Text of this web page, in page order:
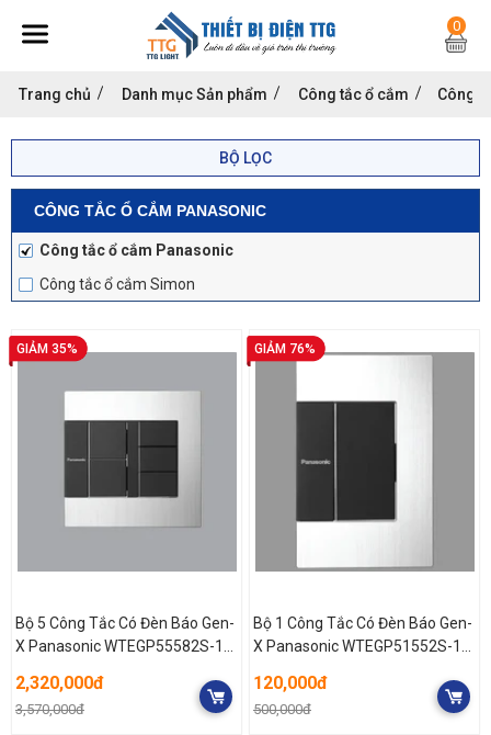
0
Trang chủ Danh mục Sản phẩm Công tắc ổ cắm Công
BỘ LỌC
CÔNG TẮC Ổ CẮM PANASONIC
Công tắc ổ cắm Panasonic
Công tắc ổ cắm Simon
GIẢM 35%
Bộ 5 Công Tắc Có Đèn Báo Gen-
X Panasonic WTEGP55582S-1-
2,320,000đ
3,570,000đ
GIẢM 76%
Bộ 1 Công Tắc Có Đèn Báo Gen-
X Panasonic WTEGP51552S-1-
120,000đ
500,000đ